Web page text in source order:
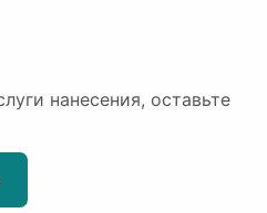
нанесения, оставьте